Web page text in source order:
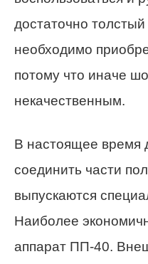
достаточно
необходимо
потому что иначе
некачественным.
В настоящее время
соединить части
выпускаются
Наиболее
аппарат ПП-40.